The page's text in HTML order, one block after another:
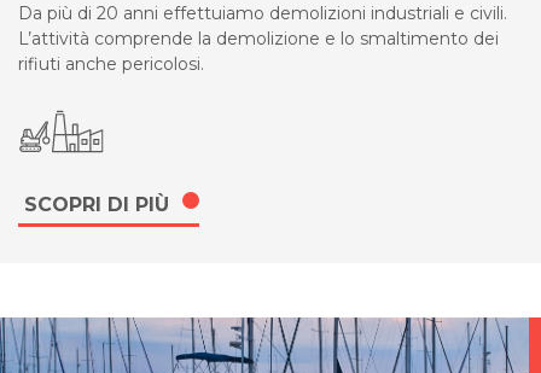
Da più di 20 anni effettuiamo demolizioni industriali e civili.
L’attività comprende la demolizione e lo smaltimento dei
rifiuti anche pericolosi.
SCOPRI DI PIÙ